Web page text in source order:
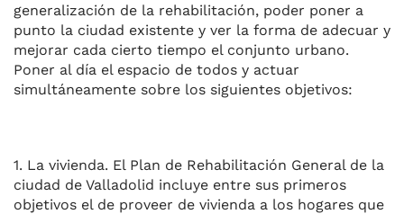
generalización de la rehabilitación, poder poner a
punto la ciudad existente y ver la forma de adecuar y
mejorar cada cierto tiempo el conjunto urbano.
Poner al día el espacio de todos y actuar
simultáneamente sobre los siguientes objetivos:
1. La vivienda. El Plan de Rehabilitación General de la
ciudad de Valladolid incluye entre sus primeros
objetivos el de proveer de vivienda a los hogares que